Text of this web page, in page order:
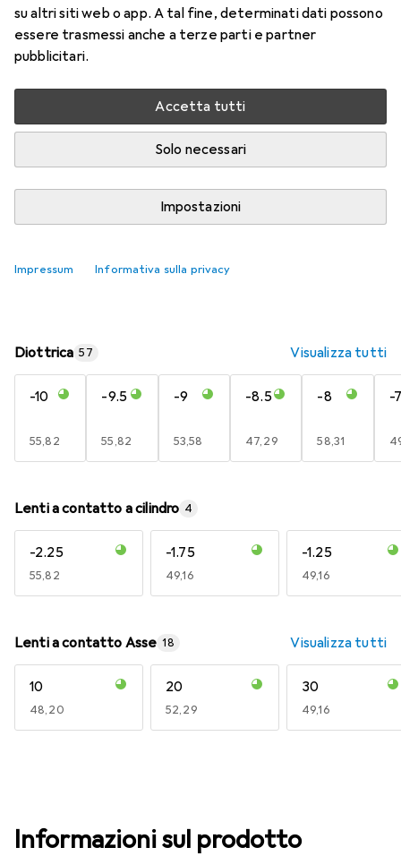
su altri siti web o app. A tal fine, determinati dati possono
essere trasmessi anche a terze parti e partner
pubblicitari.
Accetta tutti
Solo necessari
Impostazioni
Impressum Informativa sulla privacy
Consegna tra lun, 17/8 e mer, 19/8
Più di 10 pezzi in stock presso il fornitore
Aggiungi al carrello
Diottrica 57 Visualizza tutti
-10
EUR
55,82
-9.5
EUR
55,82
-9
EUR
53,58
-8.5
EUR
47,29
-8
EUR
58,31
-
Lenti a contatto a cilindro 4
-2.25
EUR
55,82
-1.75
EUR
49,16
-1.25
EUR
49,16
Lenti a contatto Asse 18 Visualizza tutti
10
EUR
48,20
20
EUR
52,29
30
EUR
49,16
Informazioni sul prodotto